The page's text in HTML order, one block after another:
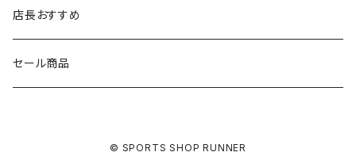
SPRINTS
VIKING（ヴィーキング）
PUMA
HYBEX
FOOTMAX
NISHI
ポーチ
SAYSKY
キャップ
THE NORTH FACE
THE NORTH FACE
店長おすすめ
セール商品
© SPORTS SHOP RUNNER